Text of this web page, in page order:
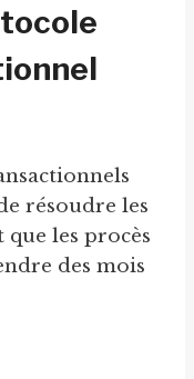
résoudre les
les procès
des mois